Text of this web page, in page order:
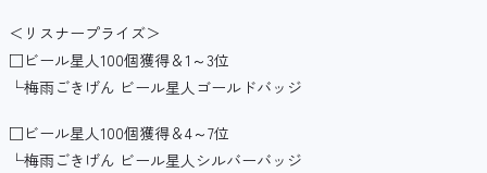
＜リスナープライズ＞
□ビール星人100個獲得＆1～3位
└梅雨ごきげん ビール星人ゴールドバッジ
□ビール星人100個獲得＆4～7位
└梅雨ごきげん ビール星人シルバーバッジ